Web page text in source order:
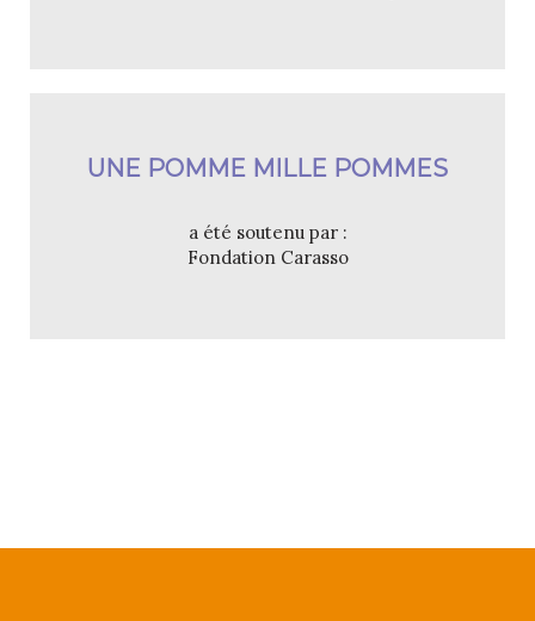
UNE POMME MILLE POMMES
a été soutenu par :
Fondation Carasso